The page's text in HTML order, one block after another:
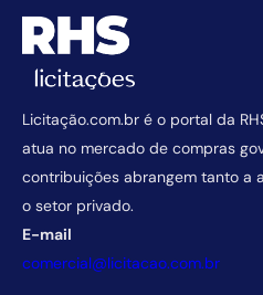
Licitação.com.br é o portal da
atua no mercado de compras
contribuições abrangem tanto a
o setor privado.
E-mail
comercial@licitacao.com.br